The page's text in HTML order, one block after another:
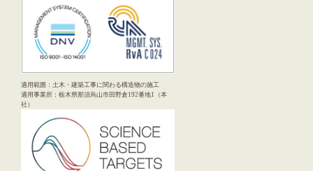
適用範囲：土木・建築工事に関わる構造物の施工
適用事業所：栃木県那須烏山市田野倉192番地1（本
社）